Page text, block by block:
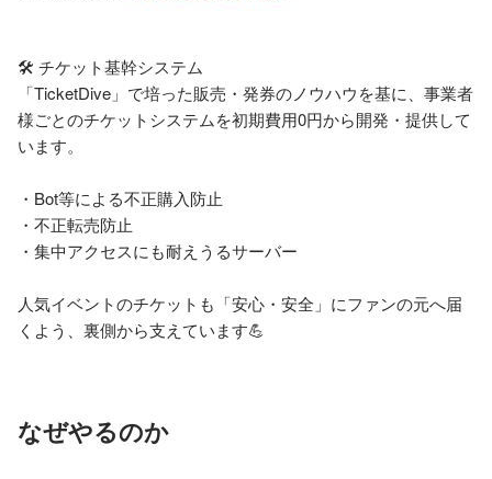
🛠 チケット基幹システム
「TicketDive」で培った販売・発券のノウハウを基に、事業者
様ごとのチケットシステムを初期費用0円から開発・提供して
います。
・Bot等による不正購入防止
・不正転売防止
・集中アクセスにも耐えうるサーバー
人気イベントのチケットも「安心・安全」にファンの元へ届
くよう、裏側から支えています💪
なぜやるのか